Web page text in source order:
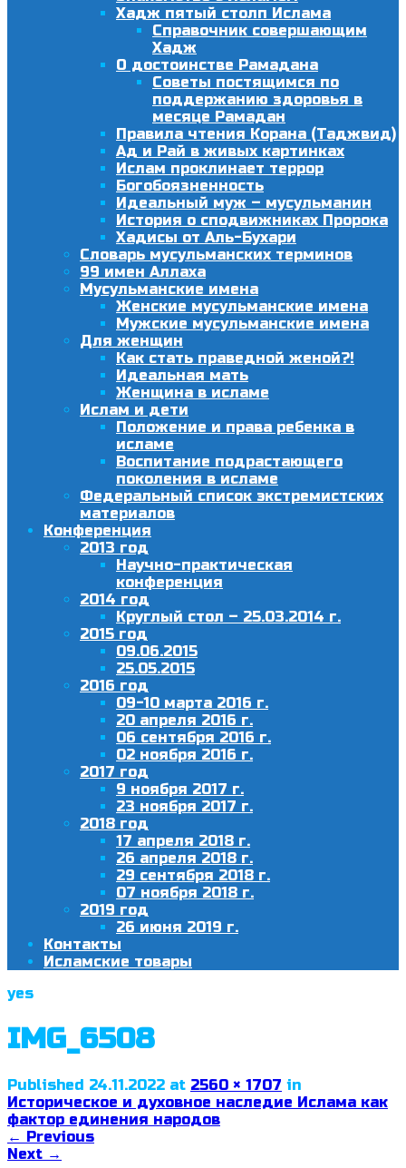
Хадж пятый столп Ислама
Справочник совершающим
Хадж
О достоинстве Рамадана
Советы постящимся по
поддержанию здоровья в
месяце Рамадан
Правила чтения Корана (Таджвид)
Ад и Рай в живых картинках
Ислам проклинает террор
Богобоязненность
Идеальный муж – мусульманин
История о сподвижниках Пророка
Хадисы от Аль-Бухари
Словарь мусульманских терминов
99 имен Аллаха
Мусульманские имена
Женские мусульманские имена
Мужские мусульманские имена
Для женщин
Как стать праведной женой?!
Идеальная мать
Женщина в исламе
Ислам и дети
Положение и права ребенка в
исламе
Воспитание подрастающего
поколения в исламе
Федеральный список экстремистских
материалов
Конференция
2013 год
Научно-практическая
конференция
2014 год
Круглый стол – 25.03.2014 г.
2015 год
09.06.2015
25.05.2015
2016 год
09-10 марта 2016 г.
20 апреля 2016 г.
06 сентября 2016 г.
02 ноября 2016 г.
2017 год
9 ноября 2017 г.
23 ноября 2017 г.
2018 год
17 апреля 2018 г.
26 апреля 2018 г.
29 сентября 2018 г.
07 ноября 2018 г.
2019 год
26 июня 2019 г.
Контакты
Исламские товары
yes
IMG_6508
Published 24.11.2022 at 2560 × 1707 in
Историческое и духовное наследие Ислама как
фактор единения народов
← Previous
Next →